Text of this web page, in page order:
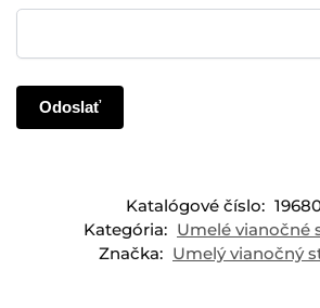
Katalógové číslo:
Kategória: Umelé vianočné
Značka: Umelý vianočný